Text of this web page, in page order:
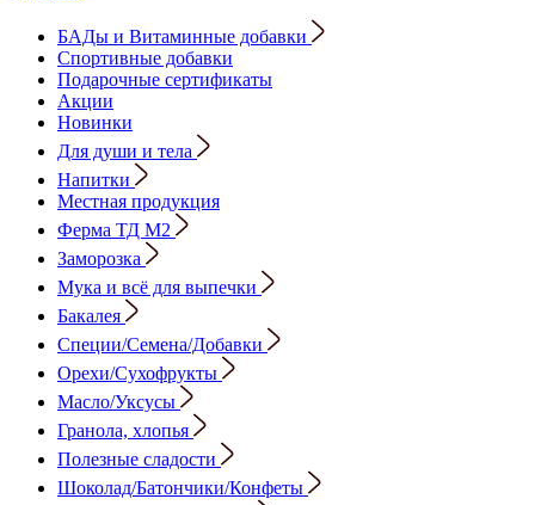
БАДы и Витаминные добавки
Спортивные добавки
Подарочные сертификаты
Акции
Новинки
Для души и тела
Напитки
Местная продукция
Ферма ТД М2
Заморозка
Мука и всё для выпечки
Бакалея
Специи/Семена/Добавки
Орехи/Сухофрукты
Масло/Уксусы
Гранола, хлопья
Полезные сладости
Шоколад/Батончики/Конфеты